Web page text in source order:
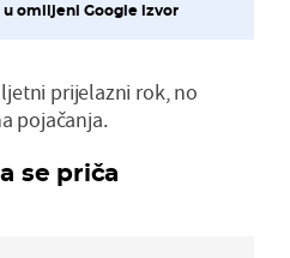
u omiljeni Google izvor
prijelazni rok, no
pojačanja.
se priča